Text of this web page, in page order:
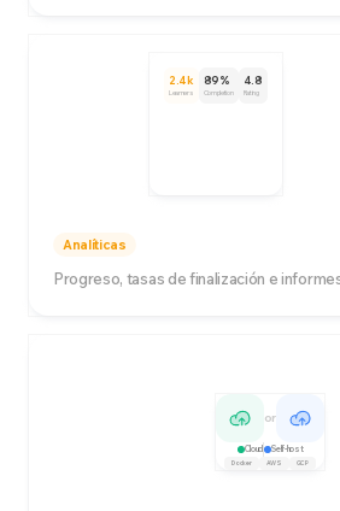
2.4k
Learners
89%
Completion
4.8
Rating
Analíticas
Progreso, tasas de finalización e
or
Cloud Self-host
Docker AWS GCP